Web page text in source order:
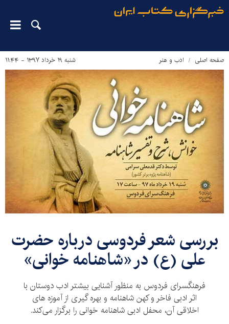
صفحه اصلی ادب و هنر شنبه ۱۹ خرداد ۱۳۹۷ - ۱۱:۴۴
بررسی شعر فردوسی درباره حضرت
علی (ع) در «شاهنامه خوانی»
فرهنگسرای فردوس به منظور آشنایی بیشتر ادب دوستان با
اثر ادبی فاخر و کهن شاهنامه و بهره گیری از آموزه های
اخلاقی آن، محفل ادبی شاهنامه خوانی را برگزار می‌کند.